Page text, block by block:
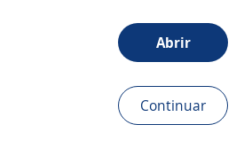
Abrir
Continuar